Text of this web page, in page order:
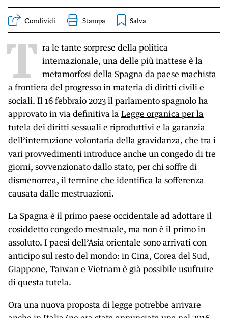
Condividi Stampa
T ra le tante sorprese della politica
internazionale, una delle più inattese è la
metamorfosi della Spagna da paese machista
a frontiera del progresso in materia di diritti civili e
sociali. Il 16 febbraio 2023 il parlamento spagnolo ha
approvato in via definitiva la Legge organica per la
tutela dei diritti sessuali e riproduttivi e la garanzia
dell’interruzione volontaria della gravidanza, che tra i
vari provvedimenti introduce anche un congedo di tre
giorni, sovvenzionato dallo stato, per chi soffre di
dismenorrea, il termine che identifica la sofferenza
causata dalle mestruazioni.
La Spagna è il primo paese occidentale ad adottare il
cosiddetto congedo mestruale, ma non è il primo in
assoluto. I paesi dell’Asia orientale sono arrivati con
anticipo sul resto del mondo: in Cina, Corea del Sud,
Giappone, Taiwan e Vietnam è già possibile usufruire
di questa tutela.
Ora una nuova proposta di legge potrebbe arrivare